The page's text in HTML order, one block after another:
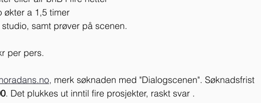
økter a 1,5 timer
samt prøver på scenen.
per pers.
merk søknaden med "Dialogscenen". Søknadsfrist
. Det plukkes ut inntil fire prosjekter, raskt svar .